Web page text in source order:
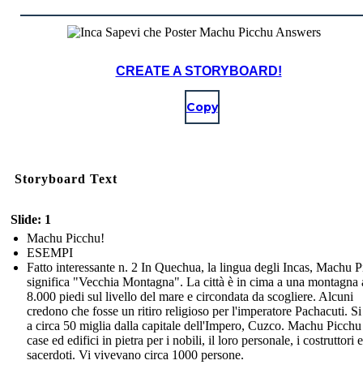
CREATE A STORYBOARD!
Copy
Storyboard Text
Slide: 1
Machu Picchu!
ESEMPI
Fatto interessante n. 2 In Quechua, la lingua degli Incas, Machu
significa "Vecchia Montagna". La città è in cima a una montagna
8.000 piedi sul livello del mare e circondata da scogliere. Alcuni
credono che fosse un ritiro religioso per l'imperatore Pachacuti.
a circa 50 miglia dalla capitale dell'Impero, Cuzco. Machu
case ed edifici in pietra per i nobili, il loro personale, i costruttori
sacerdoti. Vi vivevano circa 1000 persone.